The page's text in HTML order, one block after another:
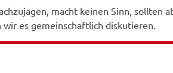
macht keinen Sinn, sollten
wir es gemeinschaftlich diskutieren.